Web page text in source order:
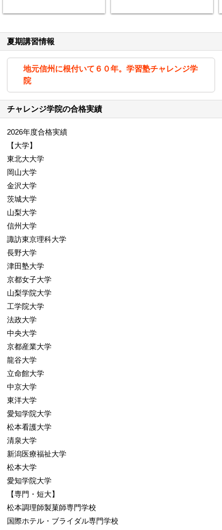
夏期講習情報
地元信州に根付いて６０年。学習塾チャレンジ学
院
チャレンジ学院の合格実績
2026年度合格実績
【大学】
東北大大学
岡山大学
金沢大学
茨城大学
山梨大学
信州大学
諏訪東京理科大学
長野大学
津田塾大学
京都女子大学
山梨学院大学
工学院大学
法政大学
中央大学
京都産業大学
龍谷大学
立命館大学
中京大学
東洋大学
愛知学院大学
松本看護大学
清泉大学
新潟医療福祉大学
松本大学
愛知学院大学
【専門・短大】
松本調理師製菓師専門学校
国際ホテル・ブライダル専門学校